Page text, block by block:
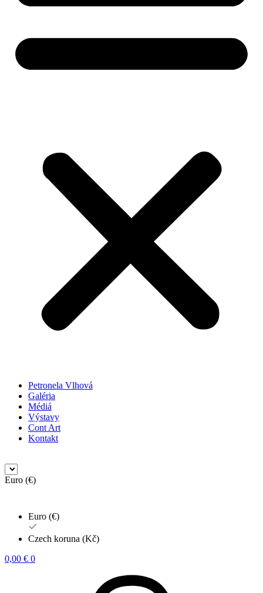
Petronela Vlhová
Galéria
Médiá
Výstavy
Cont Art
Kontakt
Euro (€)
Euro (€)
Czech koruna (Kč)
0,00 € 0